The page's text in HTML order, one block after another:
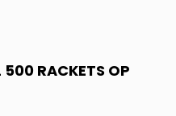
500 RACKETS OP